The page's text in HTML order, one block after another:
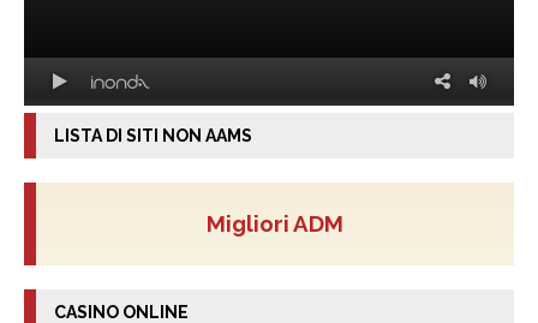
LISTA DI SITI NON AAMS
Migliori ADM
CASINO ONLINE